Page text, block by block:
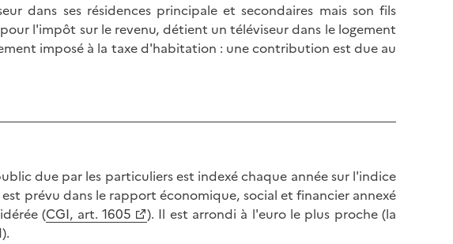
dans ses résidences principale et secondaires mais son fils
l'impôt sur le revenu, détient un téléviseur dans le logement
imposé à la taxe d'habitation : une contribution est due au
due par les particuliers est indexé chaque année sur l'indice
prévu dans le rapport économique, social et financier annexé
(CGI, art. 1605
). Il est arrondi à l'euro le plus proche (la